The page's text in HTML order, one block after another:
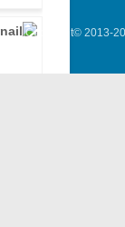
Copyright© 2013-